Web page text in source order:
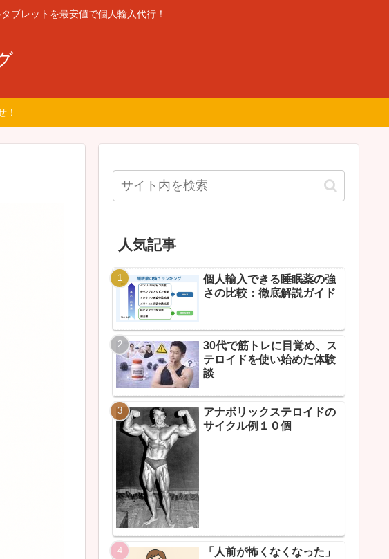
ブレットを最安値で個人輸入代行！
！
人気記事
個人輸入できる睡眠薬の強
さの比較：徹底解説ガイド
30代で筋トレに目覚め、ス
テロイドを使い始めた体験
談
アナボリックステロイドの
サイクル例１０個
「人前が怖くなくなった」